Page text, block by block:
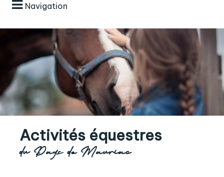
Navigation
Activités équestres
du Pays de Mauriac